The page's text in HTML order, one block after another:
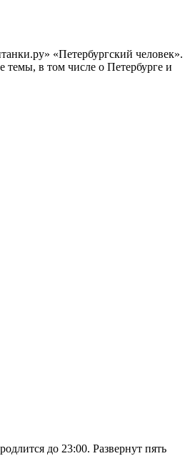
«Петербургский человек».
в том числе о Петербурге и
до 23:00. Развернут пять